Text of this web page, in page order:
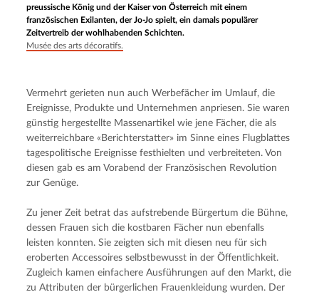
preussische König und der Kaiser von Österreich mit einem
französischen Exilanten, der Jo-Jo spielt, ein damals populärer
Zeitvertreib der wohlhabenden Schichten.
Musée des arts décoratifs.
Vermehrt gerieten nun auch Werbefächer im Umlauf, die
Ereignisse, Produkte und Unternehmen anpriesen. Sie waren
günstig hergestellte Massenartikel wie jene Fächer, die als
weiterreichbare «Berichterstatter» im Sinne eines Flugblattes
tagespolitische Ereignisse festhielten und verbreiteten. Von
diesen gab es am Vorabend der Französischen Revolution
zur Genüge.
Zu jener Zeit betrat das aufstrebende Bürgertum die Bühne,
dessen Frauen sich die kostbaren Fächer nun ebenfalls
leisten konnten. Sie zeigten sich mit diesen neu für sich
eroberten Accessoires selbstbewusst in der Öffentlichkeit.
Zugleich kamen einfachere Ausführungen auf den Markt, die
zu Attributen der bürgerlichen Frauenkleidung wurden. Der